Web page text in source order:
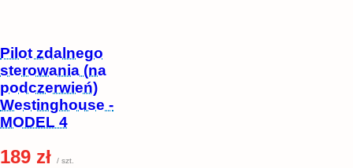
Pilot zdalnego
sterowania (na
podczerwień)
Westinghouse -
MODEL 4
189 zł / szt.